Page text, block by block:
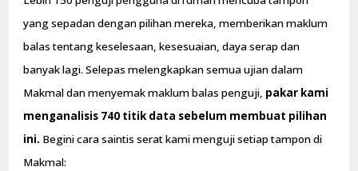
yang sepadan dengan pilihan mereka, memberikan maklum
balas tentang keselesaan, kesesuaian, daya serap dan
banyak lagi. Selepas melengkapkan semua ujian dalam
Makmal dan menyemak maklum balas penguji, pakar kami
menganalisis 740 titik data sebelum membuat pilihan
ini. Begini cara saintis serat kami menguji setiap tampon di
Makmal: